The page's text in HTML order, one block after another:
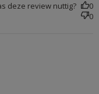
deze review nuttig?
0
0